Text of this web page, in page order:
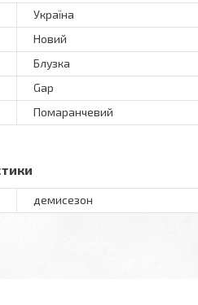
Україна
Новий
Блузка
Gap
Помаранчевий
демисезон